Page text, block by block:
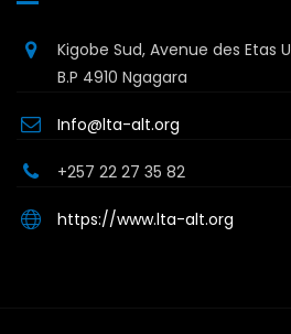
Kigobe Sud, Avenue des Etas
B.P 4910 Ngagara
Info@lta-alt.org
+257 22 27 35 82
https://www.lta-alt.org